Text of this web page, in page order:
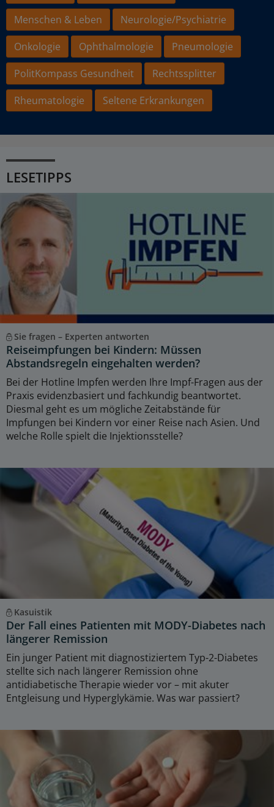
Menschen & Leben
Neurologie/Psychiatrie
Onkologie
Ophthalmologie
Pneumologie
PolitKompass Gesundheit
Rechtssplitter
Rheumatologie
Seltene Erkrankungen
LESETIPPS
Sie fragen – Experten antworten
Reiseimpfungen bei Kindern: Müssen
Abstandsregeln eingehalten werden?
Bei der Hotline Impfen werden Ihre Impf-Fragen aus der
Praxis evidenzbasiert und fachkundig beantwortet.
Diesmal geht es um mögliche Zeitabstände für
Impfungen bei Kindern vor einer Reise nach Asien. Und
welche Rolle spielt die Injektionsstelle?
Kasuistik
Der Fall eines Patienten mit MODY-Diabetes nach
längerer Remission
Ein junger Patient mit diagnostiziertem Typ-2-Diabetes
stellte sich nach längerer Remission ohne
antidiabetische Therapie wieder vor – mit akuter
Entgleisung und Hyperglykämie. Was war passiert?